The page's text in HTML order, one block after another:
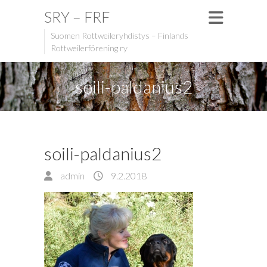
SRY – FRF
Suomen Rottweileryhdistys – Finlands
Rottweilerförening ry
soili-paldanius2
soili-paldanius2
admin 9.2.2018